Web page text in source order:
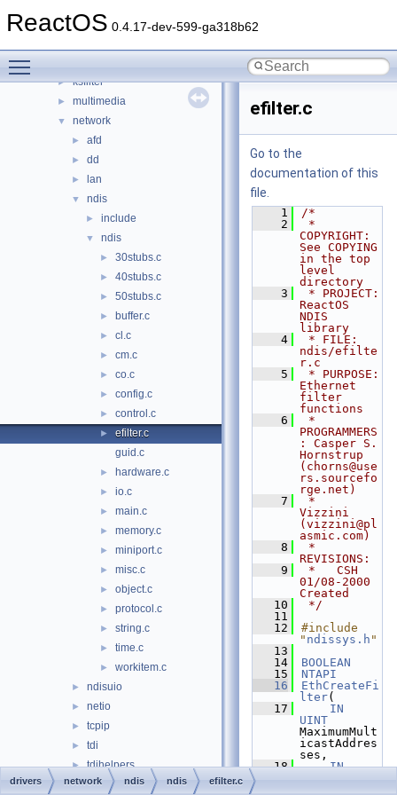
ReactOS 0.4.17-dev-599-ga318b62
► filters
► ksfilter
► multimedia
▼ network
► afd
► dd
► lan
▼ ndis
► include
▼ ndis
► 30stubs.c
► 40stubs.c
► 50stubs.c
► buffer.c
► cl.c
► cm.c
► co.c
► config.c
► control.c
►
efilter.c
guid.c
► hardware.c
► io.c
► main.c
► memory.c
► miniport.c
► misc.c
► object.c
► protocol.c
► string.c
► time.c
► workitem.c
► ndisuio
► netio
► tcpip
► tdi
► tdihelpers
► parallel
efilter.c
Go to the
documentation of this
file.
    1
/*
    2
*
COPYRIGHT:
See COPYING
in the top
level
directory
    3
* PROJECT:
ReactOS
NDIS
library
    4
* FILE:
ndis/efilte
r.c
    5
* PURPOSE:
Ethernet
filter
functions
    6
*
PROGRAMMERS
: Casper S.
Hornstrup
(chorns@use
rs.sourcefo
rge.net)
    7
*
Vizzini
(vizzini@pl
asmic.com)
    8
*
REVISIONS:
    9
*   CSH
01/08-2000
Created
   10
*/
   11
   12
#include
" ndissys.h "
   13
   14
BOOLEAN
   15
NTAPI
   16
EthCreateFi
lter(
   17
IN
UINT
MaximumMult
icastAddres
ses,
   18
IN
drivers network ndis ndis efilter.c